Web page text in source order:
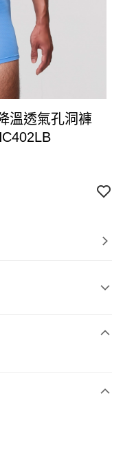
溫透氣孔洞褲